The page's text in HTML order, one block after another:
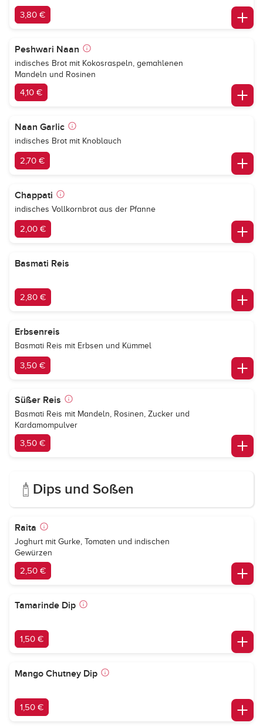
3,80 €
Peshwari Naan
indisches Brot mit Kokosraspeln, gemahlenen
Mandeln und Rosinen
4,10 €
Naan Garlic
indisches Brot mit Knoblauch
2,70 €
Chappati
indisches Vollkornbrot aus der Pfanne
2,00 €
Basmati Reis
2,80 €
Erbsenreis
Basmati Reis mit Erbsen und Kümmel
3,50 €
Süßer Reis
Basmati Reis mit Mandeln, Rosinen, Zucker und
Kardamompulver
3,50 €
Dips und Soßen
Raita
Joghurt mit Gurke, Tomaten und indischen
Gewürzen
2,50 €
Tamarinde Dip
1,50 €
Mango Chutney Dip
1,50 €